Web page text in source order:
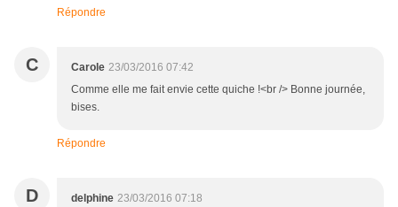
Répondre
C Carole 23/03/2016 07:42
Comme elle me fait envie cette quiche !<br /> Bonne journée,
bises.
Répondre
D delphine 23/03/2016 07:18